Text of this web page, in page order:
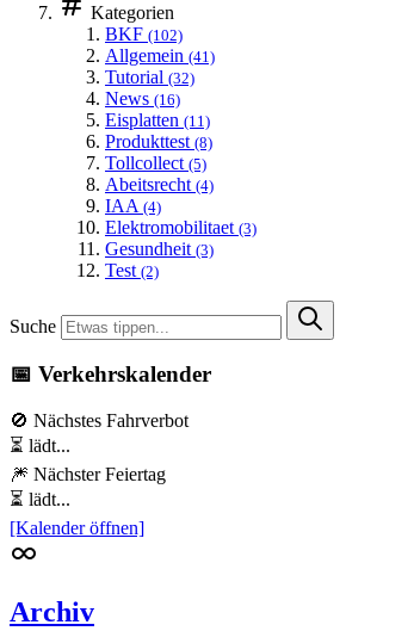
Kategorien
BKF (102)
Allgemein (41)
Tutorial (32)
News (16)
Eisplatten (11)
Produkttest (8)
Tollcollect (5)
Abeitsrecht (4)
IAA (4)
Elektromobilitaet (3)
Gesundheit (3)
Test (2)
Suche
📅 Verkehrskalender
🚫 Nächstes Fahrverbot
⏳ lädt...
🎆 Nächster Feiertag
⏳ lädt...
[Kalender öffnen]
Archiv